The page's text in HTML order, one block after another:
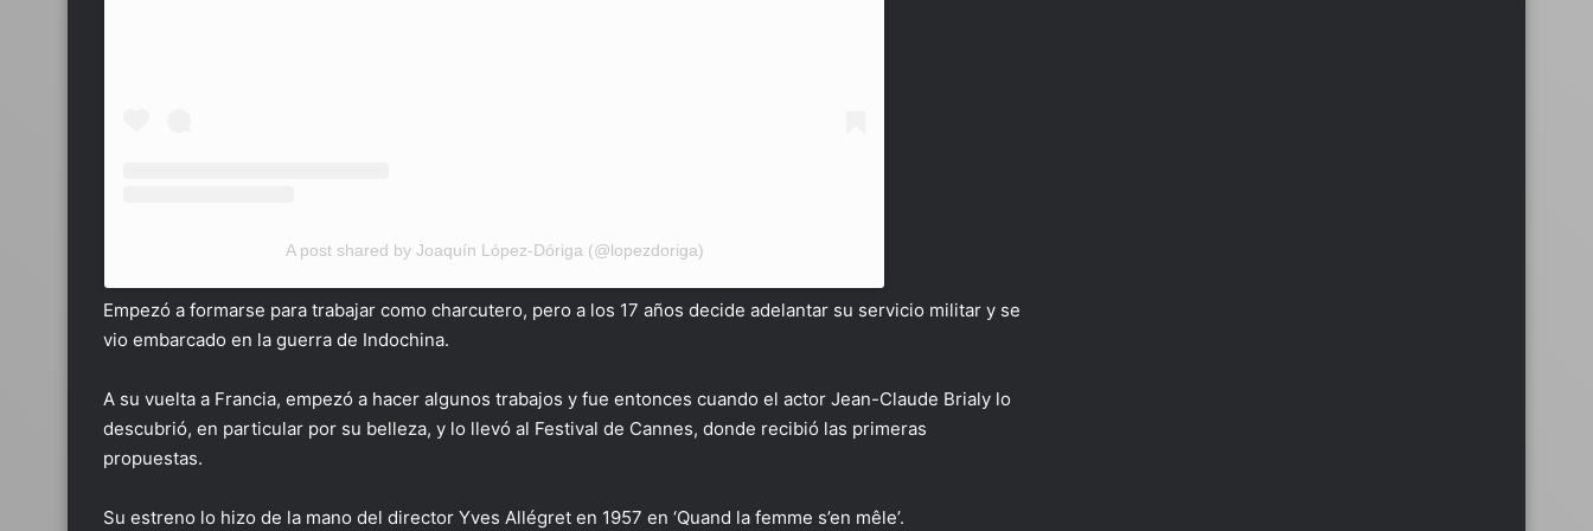
A post shared by Joaquín López-Dóriga (@lopezdoriga)
Empezó a formarse para trabajar como charcutero, pero a los 17 años decide adelantar su servicio militar y se
vio embarcado en la guerra de Indochina.
A su vuelta a Francia, empezó a hacer algunos trabajos y fue entonces cuando el actor Jean-Claude Brialy lo
descubrió, en particular por su belleza, y lo llevó al Festival de Cannes, donde recibió las primeras
propuestas.
Su estreno lo hizo de la mano del director Yves Allégret en 1957 en ‘Quand la femme s’en mêle’.